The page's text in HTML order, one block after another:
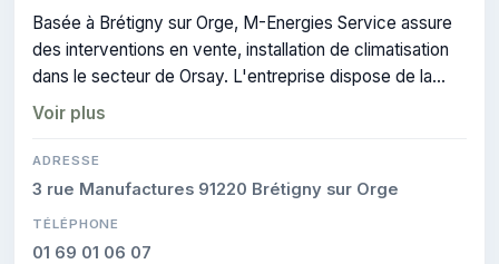
Basée à Brétigny sur Orge, M-Energies Service assure
des interventions en vente, installation de climatisation
dans le secteur de Orsay. L'entreprise dispose de la
certification RGE.
Voir plus
ADRESSE
3 rue Manufactures 91220 Brétigny sur Orge
TÉLÉPHONE
01 69 01 06 07